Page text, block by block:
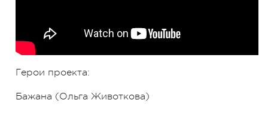
Герои проекта:
Бажана (Ольга Животкова)